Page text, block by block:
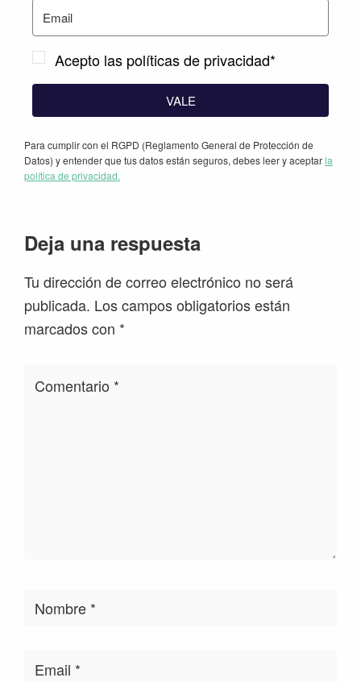
Acepto las políticas de privacidad*
VALE
Para cumplir con el RGPD (Reglamento General de Protección de
Datos) y entender que tus datos están seguros, debes leer y aceptarla
política de privacidad.
Interacciones
los
lectores
Deja una respuesta
Tu dirección de correo electrónico no será
publicada. Los campos obligatorios están
marcados con *